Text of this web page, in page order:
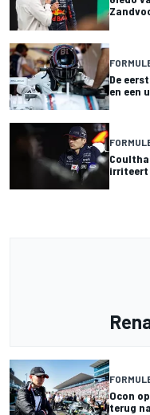
De
en een
irriteert
Ocon
terug